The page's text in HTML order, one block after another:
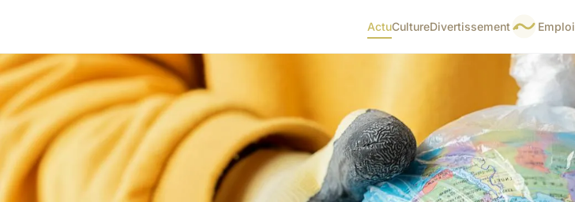
ActuCultureDivertissement Emploi